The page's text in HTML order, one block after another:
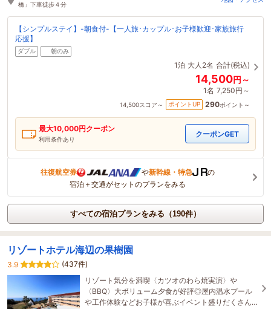
橋」下車徒歩４分
【シンプルステイ】-朝食付-【一人旅･カップル･お子様歓迎･家族旅行
応援】
ダブル 朝のみ
1泊 大人2名 合計(税込)
14,500円～
1名 7,250円～
14,500スコア～ ポイントUP 290ポイント～
最大10,000円クーポン
利用条件あり
クーポンGET
往復航空券 や新幹線・特急
の
宿泊＋交通がセットのプランをみる
すべての宿泊プランをみる（190件）
リゾートホテル海辺の果樹園
3.9
(437件)
リゾート気分を満喫〈カツオのわら焼実演〉や
〈BBQ〉大ボリューム夕食が好評◎屋内温水プール
や工作体験などお子様が喜ぶイベント盛りだくさん